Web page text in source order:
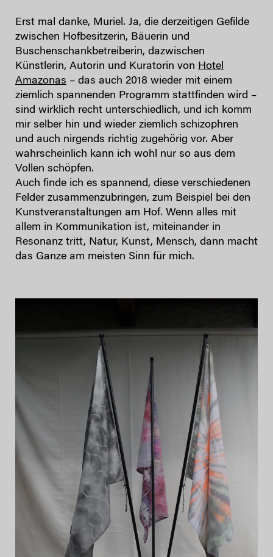
Erst mal danke, Muriel. Ja, die derzeitigen Gefilde
zwischen Hofbesitzerin, Bäuerin und
Buschenschankbetreiberin, dazwischen
Künstlerin, Autorin und Kuratorin von Hotel
Amazonas – das auch 2018 wieder mit einem
ziemlich spannenden Programm stattfinden wird –
sind wirklich recht unterschiedlich, und ich komm
mir selber hin und wieder ziemlich schizophren
und auch nirgends richtig zugehörig vor. Aber
wahrscheinlich kann ich wohl nur so aus dem
Vollen schöpfen.
Auch finde ich es spannend, diese verschiedenen
Felder zusammenzubringen, zum Beispiel bei den
Kunstveranstaltungen am Hof. Wenn alles mit
allem in Kommunikation ist, miteinander in
Resonanz tritt, Natur, Kunst, Mensch, dann macht
das Ganze am meisten Sinn für mich.